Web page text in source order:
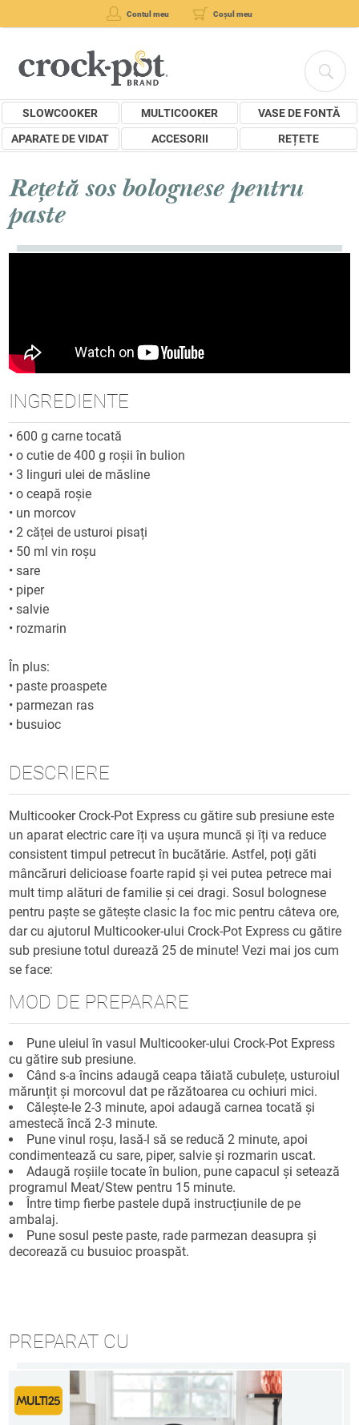
Contul meu Coșul meu
SLOWCOOKER MULTICOOKER
VASE DE FONTĂ
APARATE DE VIDAT
ACCESORII REȚETE
Rețetă sos bolognese pentru
paste
INGREDIENTE
• 600 g carne tocată
•o cutie de 400 g roșii în bulion
•3 linguri ulei de măsline
•o ceapă roșie
• un morcov
• 2 căței de usturoi pisați
• 50 ml vin roșu
•sare
• piper
•salvie
• rozmarin
În plus:
• paste proaspete
• parmezan ras
• busuioc
DESCRIERE
Multicooker Crock-Pot Express cu gătire sub presiune este
un aparat electric care îți va ușura muncă și îți va reduce
consistent timpul petrecut în bucătărie. Astfel, poți găti
mâncăruri delicioase foarte rapid și vei putea petrece mai
mult timp alături de familie și cei dragi. Sosul bolognese
pentru paște se gătește clasic la foc mic pentru câteva ore,
dar cu ajutorul Multicooker-ului Crock-Pot Express cu gătire
sub presiune totul durează 25 de minute! Vezi mai jos cum
se face:
MOD DE PREPARARE
Pune uleiul în vasul Multicooker-ului Crock-Pot Express
cu gătire sub presiune.
Când s-a încins adaugă ceapa tăiată cubulețe, usturoiul
mărunțit și morcovul dat pe răzătoarea cu ochiuri mici.
Călește-le 2-3 minute, apoi adaugă carnea tocată și
amestecă încă 2-3 minute.
Pune vinul roșu, lasă-l să se reducă 2 minute, apoi
condimentează cu sare, piper, salvie și rozmarin uscat.
Adaugă roșiile tocate în bulion, pune capacul și setează
programul Meat/Stew pentru 15 minute.
Între timp fierbe pastele după instrucțiunile de pe
ambalaj.
Pune sosul peste paste, rade parmezan deasupra și
decorează cu busuioc proaspăt.
PREPARAT CU